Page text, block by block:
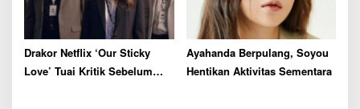
Drakor Netflix ‘Our Sticky
Love’ Tuai Kritik Sebelum
Ayahanda Berpulang, Soyou
Hentikan Aktivitas Sementara